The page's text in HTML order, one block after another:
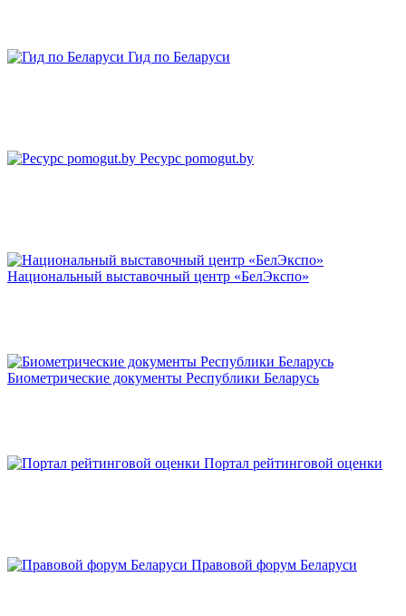
Гид по Беларуси
Ресурс pomogut.by
Национальный выставочный центр «БелЭкспо»
Биометрические документы Республики Беларусь
Портал рейтинговой оценки
Правовой форум Беларуси